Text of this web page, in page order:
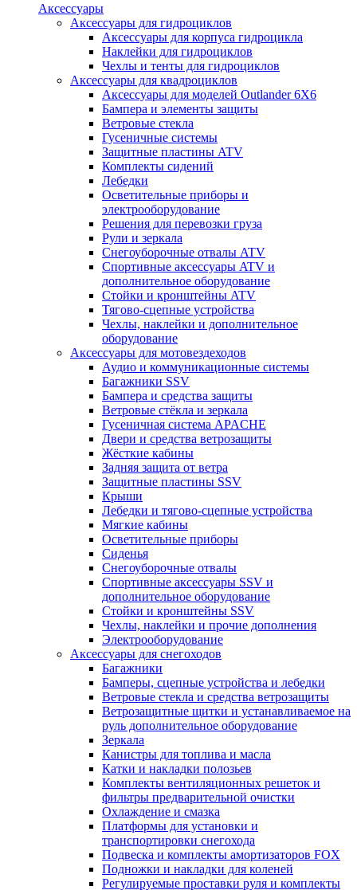
Аксессуары
Аксессуары для гидроциклов
Аксессуары для корпуса гидроцикла
Наклейки для гидроциклов
Чехлы и тенты для гидроциклов
Аксессуары для квадроциклов
Аксессуары для моделей Outlander 6X6
Бампера и элементы защиты
Ветровые стекла
Гусеничные системы
Защитные пластины ATV
Комплекты сидений
Лебедки
Осветительные приборы и
электрооборудование
Решения для перевозки груза
Рули и зеркала
Снегоуборочные отвалы ATV
Спортивные аксессуары ATV и
дополнительное оборудование
Стойки и кронштейны ATV
Тягово-сцепные устройства
Чехлы, наклейки и дополнительное
оборудование
Аксессуары для мотовездеходов
Аудио и коммуникационные системы
Багажники SSV
Бампера и средства защиты
Ветровые стёкла и зеркала
Гусеничная система APACHE
Двери и средства ветрозащиты
Жёсткие кабины
Задняя защита от ветра
Защитные пластины SSV
Крыши
Лебедки и тягово-сцепные устройства
Мягкие кабины
Осветительные приборы
Сиденья
Снегоуборочные отвалы
Спортивные аксессуары SSV и
дополнительное оборудование
Стойки и кронштейны SSV
Чехлы, наклейки и прочие дополнения
Электрооборудование
Аксессуары для снегоходов
Багажники
Бамперы, сцепные устройства и лебедки
Ветровые стекла и средства ветрозащиты
Ветрозащитные щитки и устанавливаемое на
руль дополнительное оборудование
Зеркала
Канистры для топлива и масла
Катки и накладки полозьев
Комплекты вентиляционных решеток и
фильтры предварительной очистки
Охлаждение и смазка
Платформы для установки и
транспортировки снегохода
Подвеска и комплекты амортизаторов FOX
Подножки и накладки для коленей
Регулируемые проставки руля и комплекты